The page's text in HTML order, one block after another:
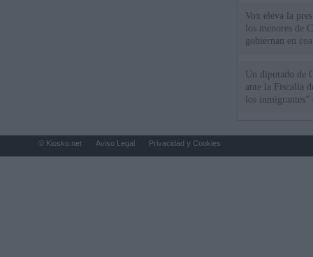
Vox eleva la
los menores de
gobiernan en
Un diputado de
ante la Fiscalía
los inmigrantes”
© Kiosko.net Aviso Legal Privacidad y Cookies